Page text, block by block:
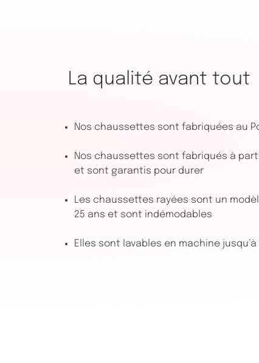
La qualité avant tout
Nos chaussettes sont fabriquées au
Nos chaussettes sont fabriqués à
et sont garantis pour durer
Les chaussettes rayées sont un
25 ans et sont indémodables
Elles sont lavables en machine